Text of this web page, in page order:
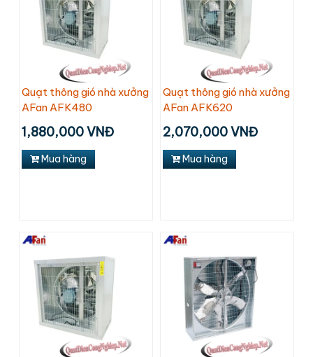
Quạt thông gió nhà xưởng
AFan AFK480
1,880,000 VNĐ
Mua hàng
Quạt thông gió nhà xưởng
AFan AFK620
2,070,000 VNĐ
Mua hàng